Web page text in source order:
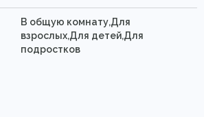
В общую комнату,Для
взрослых,Для детей,Для
подростков